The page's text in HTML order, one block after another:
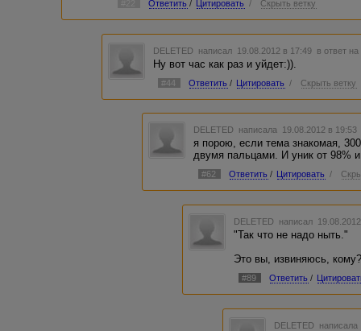
Ответить / Цитировать / Скрыть ветку
DELETED написал 19.08.2012 в 17:49 в ответ
Ну вот час как раз и уйдет:)).
#44 Ответить / Цитировать / Скрыть ветку
DELETED написала 19.08.2012 в
я порою, если тема знакомая,
двумя пальцами. И уник от 98%
#62 Ответить / Цитировать /
DELETED написал
"Так что не надо ныть."
Это вы, извиняюсь,
#89 Ответить /
DELETED